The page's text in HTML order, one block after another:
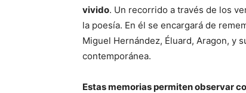
vivido. Un recorrido a través de los
la poesía. En él se encargará de
Miguel Hernández, Éluard, Aragon, y
contemporánea.
Estas memorias permiten observar